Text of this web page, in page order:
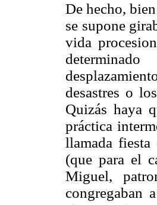
De hecho,
se supone
vida
desastres o
Quizás haya
práctica
llamada
(que para el
Miguel,
congregaban